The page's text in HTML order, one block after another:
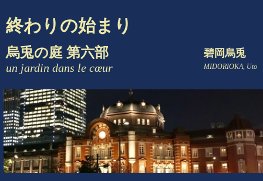
終わりの始まり
烏兎の庭 第六部
un jardin dans le cœur
碧岡烏兎
MIDORIOKA, Uto